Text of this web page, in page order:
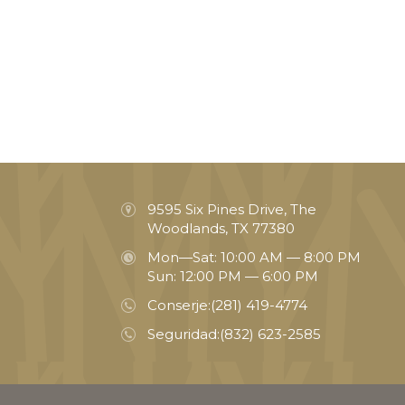
9595 Six Pines Drive, The
Woodlands, TX 77380
Mon—Sat: 10:00 AM — 8:00 PM
Sun: 12:00 PM — 6:00 PM
Conserje:(281) 419-4774
Seguridad:(832) 623-2585